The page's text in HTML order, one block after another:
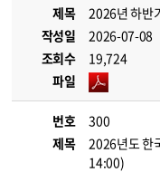
제목
2026년 하반
작성일
2026-07-08
조회수
19,724
파일
번호
300
제목
2026년도 한
14:00)